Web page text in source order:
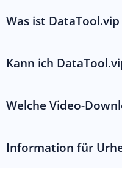
Was ist
Kann ich
Welche Video-
Information für